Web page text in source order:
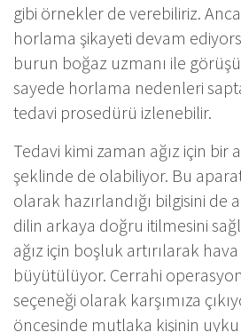
gibi örnekler de verebiliriz.
horlama şikayeti devam
burun boğaz uzmanı ile
sayede horlama nedenleri
tedavi prosedürü izlenebilir.
Tedavi kimi zaman ağız için bir
şeklinde de olabiliyor. Bu
olarak hazırlandığı bilgisini de
dilin arkaya doğru itilmesini
ağız için boşluk artırılarak
büyütülüyor. Cerrahi
seçeneği olarak karşımıza
öncesinde mutlaka kişinin